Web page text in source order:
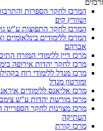
המרכז לחקר הספרות
ושוורץ קיפ
המרכז לחקר התפוצות ע"ש
המרכז ללימודים בינלאומיים
אברהם
מרכז דיין ללימודי המזרח
מרכז לחקר יהדות אירופה
מרכז מנדל ללימודי רוח
ומורטון מנדל
מרכז אליאנס ללימודים
מרכז מורשת יהדות ע"ש
מרכז מצוינות לחקר
העתיקה
מרכז קורת